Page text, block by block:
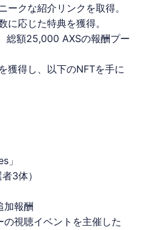
クな紹介リンクを取得。
応じた特典を獲得。
額25,000 AXSの報酬プー
得し、以下のNFTを手に
」
3体）
加報酬
視聴イベントを主催した